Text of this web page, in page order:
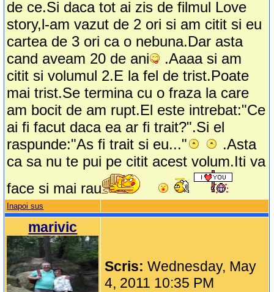
de ce.Si daca tot ai zis de filmul Love
story,l-am vazut de 2 ori si am citit si eu
cartea de 3 ori ca o nebuna.Dar asta
cand aveam 20 de ani
.Aaaa si am
citit si volumul 2.E la fel de trist.Poate
mai trist.Se termina cu o fraza la care
am bocit de am rupt.El este intrebat:"Ce
ai fi facut daca ea ar fi trait?".Si el
raspunde:"As fi trait si eu..."
.Asta
ca sa nu te pui pe citit acest volum.Iti va
face si mai rau
Inapoi sus
marivic
Scris:Wednesday, May
4, 2011 10:35 PM